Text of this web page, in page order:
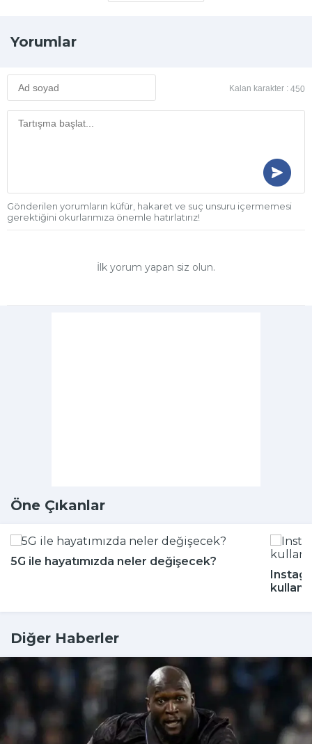
Yorumlar
Kalan karakter : 450
Gönderilen yorumların küfür, hakaret ve suç unsuru içermemesi
gerektiğini okurlarımıza önemle hatırlatırız!
İlk yorum yapan siz olun.
Öne Çıkanlar
5G ile hayatımızda neler değişecek?
Diğer Haberler